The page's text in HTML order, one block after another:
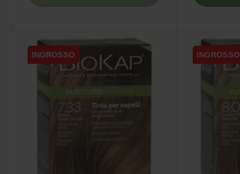
INGROSSO
INGROSSO
INGROSSO INGROSSO
INGROSSO
INGROSSO